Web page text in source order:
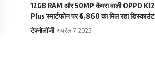
12GB RAM और 50MP कैमरा वाली OPPO K12
Plus स्मार्टफोन पर ₹6,860 का मिल रहा डिस्काउंट
टेक्नोलॉजी अप्रैल 7, 2025